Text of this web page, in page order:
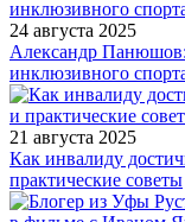
24 августа 2025
Александр
инклюзивного
21 августа 2025
Как инвалиду
практические советы